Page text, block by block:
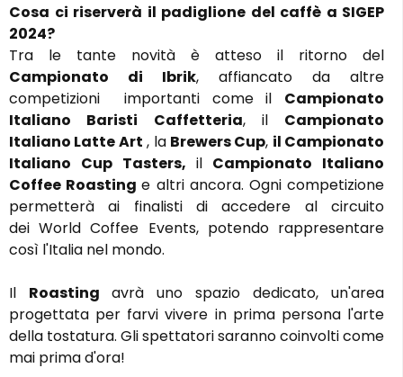
Cosa ci riserverà il padiglione del caffè a SIGEP
2024?
Tra le tante novità è atteso il ritorno del
Campionato di Ibrik, affiancato da altre
competizioni importanti come il Campionato
Italiano Baristi Caffetteria, il Campionato
Italiano Latte Art , la Brewers Cup, il Campionato
Italiano Cup Tasters, il Campionato Italiano
Coffee Roastinge altri ancora. Ogni competizione
permetterà ai finalisti di accedere al circuito
dei World Coffee Events, potendo rappresentare
così l'Italia nel mondo.
Il Roasting avrà uno spazio dedicato, un'area
progettata per farvi vivere in prima persona l'arte
della tostatura. Gli spettatori saranno coinvolti come
mai prima d'ora!